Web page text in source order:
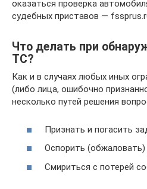
оказаться проверка
судебных приставов —
Что делать при
ТС?
Как и в случаях любых иных
(либо лица, ошибочно
несколько путей решения
Признать и погасить
Оспорить (обжаловать)
Смириться с потерей